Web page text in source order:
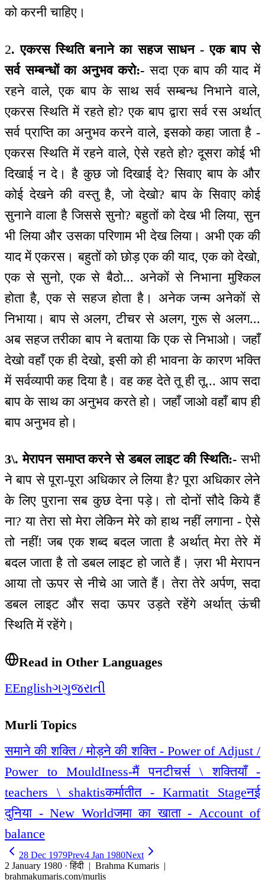
को करनी चाहिए।
2. एकरस स्थिति बनाने का सहज साधन - एक बाप से
सर्व सम्बन्धों का अनुभव करो:- सदा एक बाप की याद में
रहने वाले, एक बाप के साथ सर्व सम्बन्ध निभाने वाले,
एकरस स्थिति में रहते हो? एक बाप द्वारा सर्व रस अर्थात्
सर्व प्राप्ति का अनुभव करने वाले, इसको कहा जाता है -
एकरस स्थिति में रहने वाले, ऐसे रहते हो? दूसरा कोई भी
दिखाई न दे। है कुछ जो दिखाई दे? सिवाए बाप के और
कोई देखने की वस्तु है, जो देखो? बाप के सिवाए कोई
सुनाने वाला है जिससे सुनो? बहुतों को देख भी लिया, सुन
भी लिया और उसका परिणाम भी देख लिया। अभी एक की
याद में एकरस। बहुतों को छोड़ एक की याद, एक को देखो,
एक से सुनो, एक से बैठो... अनेकों से निभाना मुश्किल
होता है, एक से सहज होता है। अनेक जन्म अनेकों से
निभाया। बाप से अलग, टीचर से अलग, गुरू से अलग...
अब सहज तरीका बाप ने बताया कि एक से निभाओ। जहाँ
देखो वहाँ एक ही देखो, इसी को ही भावना के कारण भक्ति
में सर्वव्यापी कह दिया है। वह कह देते तू ही तू... आप सदा
बाप के साथ का अनुभव करते हो। जहाँ जाओ वहाँ बाप ही
बाप अनुभव हो।
3\. मेरापन समाप्त करने से डबल लाइट की स्थिति:- सभी
ने बाप से पूरा-पूरा अधिकार ले लिया है? पूरा अधिकार लेने
के लिए पुराना सब कुछ देना पड़े। तो दोनों सौदे किये हैं
ना? या तेरा सो मेरा लेकिन मेरे को हाथ नहीं लगाना - ऐसे
तो नहीं! जब एक शब्द बदल जाता है अर्थात् मेरा तेरे में
बदल जाता है तो डबल लाइट हो जाते हैं। ज़रा भी मेरापन
आया तो ऊपर से नीचे आ जाते हैं। तेरा तेरे अर्पण, सदा
डबल लाइट और सदा ऊपर उड़ते रहेंगे अर्थात् ऊंची
स्थिति में रहेंगे।
Read in Other Languages
EEnglishગગુજરાતી
Murli Topics
समाने की शक्ति / मोड़ने की शक्ति - Power of Adjust /
Power to MouldIness-मैं पनटीचर्स \ शक्तियाँ -
teachers \ shaktisकर्मातीत - Karmatit Stageनई
दुनिया - New Worldजमा का खाता - Account of
balance
28 Dec 1979Prev4 Jan 1980Next
2 January 1980 · हिंदी | Brahma Kumaris |
brahmakumaris.com/murlis